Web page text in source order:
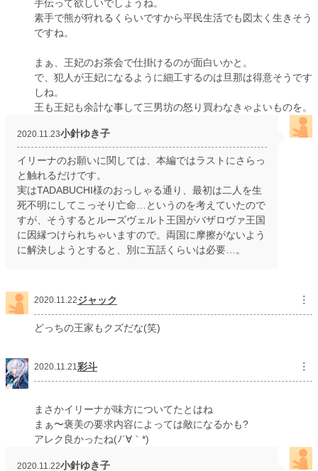
手伝って欲しいでしょうね。
素手で熊が狩れるくらいですから平民生活でも図太く生きそう
ですね。
まぁ、王妃のお茶会で仕掛けるのが面白いかと。
で、犯人が王妃になるように細工するのは旦那は得意そうです
しね。
王も王妃も余計な事して三男坊の怒り買わなきゃよいものを。
2020.11.23小針ゆき子
イリーナのお願いに関しては、本編ではラストにさらっ
と触れるだけです。
実はTADABUCHI様のおっしゃる通り、最初は二人を生
死不明にしてこっそり亡命…というのを考えていたので
すが、そうするとルーズヴェルト王国がバザロヴァ王国
に因縁つけられちゃいますので。両国に摩擦がないよう
に解決しようとすると、別に五話くらいは必要…。
2020.11.22ジャック ︙
どっちの王家もクズだな(笑)
2020.11.21彩斗 ︙
まさかイリーナが味方についてたとはね
まぁ〜褒美の要求内容によっては敵になるかも?
アレク良かったね(ﾉ´∀｀*)
2020.11.22小針ゆき子